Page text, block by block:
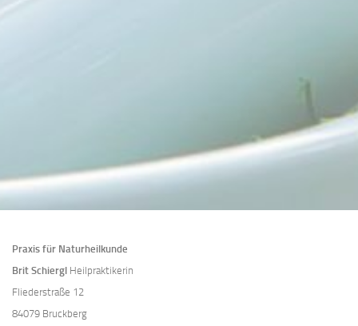
Praxis für Naturheilkunde
Brit Schiergl Heilpraktikerin
Fliederstraße 12
84079 Bruckberg